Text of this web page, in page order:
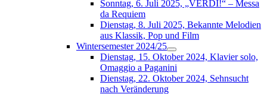
Sonntag, 6. Juli 2025, „VERDI!“ – Messa
da Requiem
Dienstag, 8. Juli 2025, Bekannte Melodien
aus Klassik, Pop und Film
Wintersemester 2024/25
Dienstag, 15. Oktober 2024, Klavier solo,
Omaggio a Paganini
Dienstag, 22. Oktober 2024, Sehnsucht
nach Veränderung